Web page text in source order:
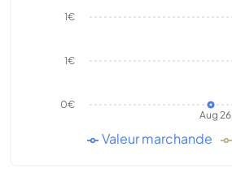
Aug 26
0€
1€
1€
Valeur marchande